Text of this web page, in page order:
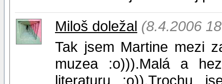
Miloš doležal (8.4.2006
Tak jsem Martine mezi
muzea :o))).Malá a
literaturu :o)).Trochu